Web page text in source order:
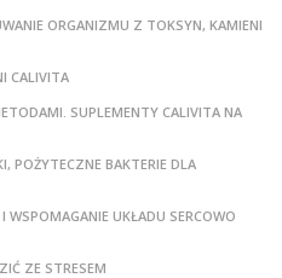
ORGANIZMU Z TOKSYN, KAMIENI
CALIVITA
SUPLEMENTY CALIVITA NA
POŻYTECZNE BAKTERIE DLA
WSPOMAGANIE UKŁADU SERCOWO
ZE STRESEM